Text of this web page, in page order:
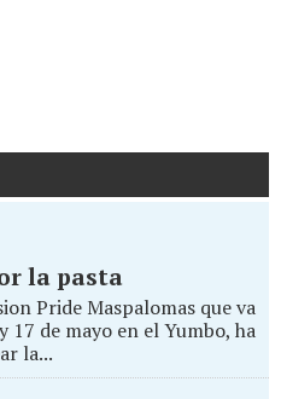
la pasta
Pride Maspalomas que va
de mayo en el Yumbo, ha
la...